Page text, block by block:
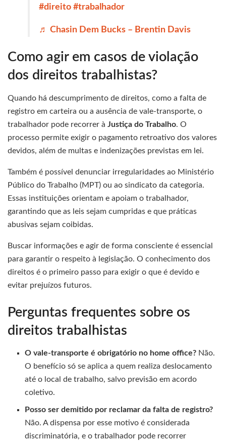
#direito #trabalhador
♬ Chasin Dem Bucks – Brentin Davis
Como agir em casos de violação
dos direitos trabalhistas?
Quando há descumprimento de direitos, como a falta de
registro em carteira ou a ausência de vale-transporte, o
trabalhador pode recorrer à Justiça do Trabalho. O
processo permite exigir o pagamento retroativo dos valores
devidos, além de multas e indenizações previstas em lei.
Também é possível denunciar irregularidades ao Ministério
Público do Trabalho (MPT) ou ao sindicato da categoria.
Essas instituições orientam e apoiam o trabalhador,
garantindo que as leis sejam cumpridas e que práticas
abusivas sejam coibidas.
Buscar informações e agir de forma consciente é essencial
para garantir o respeito à legislação. O conhecimento dos
direitos é o primeiro passo para exigir o que é devido e
evitar prejuízos futuros.
Perguntas frequentes sobre os
direitos trabalhistas
O vale-transporte é obrigatório no home office? Não.
O benefício só se aplica a quem realiza deslocamento
até o local de trabalho, salvo previsão em acordo
coletivo.
Posso ser demitido por reclamar da falta de registro?
Não. A dispensa por esse motivo é considerada
discriminatória, e o trabalhador pode recorrer